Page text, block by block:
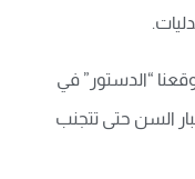
“الدستور” في
السن حتى تتجنب